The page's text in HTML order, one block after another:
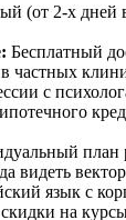
(от 2-х дней
Бесплатный
частных
с
план
видеть
язык с
на